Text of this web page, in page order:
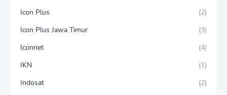
Icon Plus
(2)
Icon Plus Jawa Timur
(3)
Iconnet
(4)
IKN
(1)
Indosat
(2)